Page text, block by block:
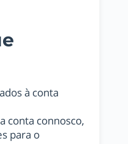
à conta
conta connosco,
para o